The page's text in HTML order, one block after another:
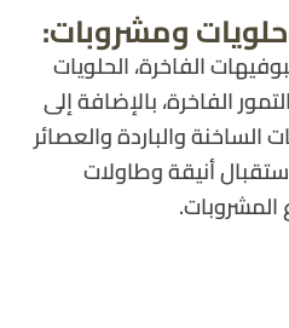
ومشروبات:
الفاخرة، الحلويات
الفاخرة، بالإضافة إلى
والباردة والعصائر
أنيقة وطاولات